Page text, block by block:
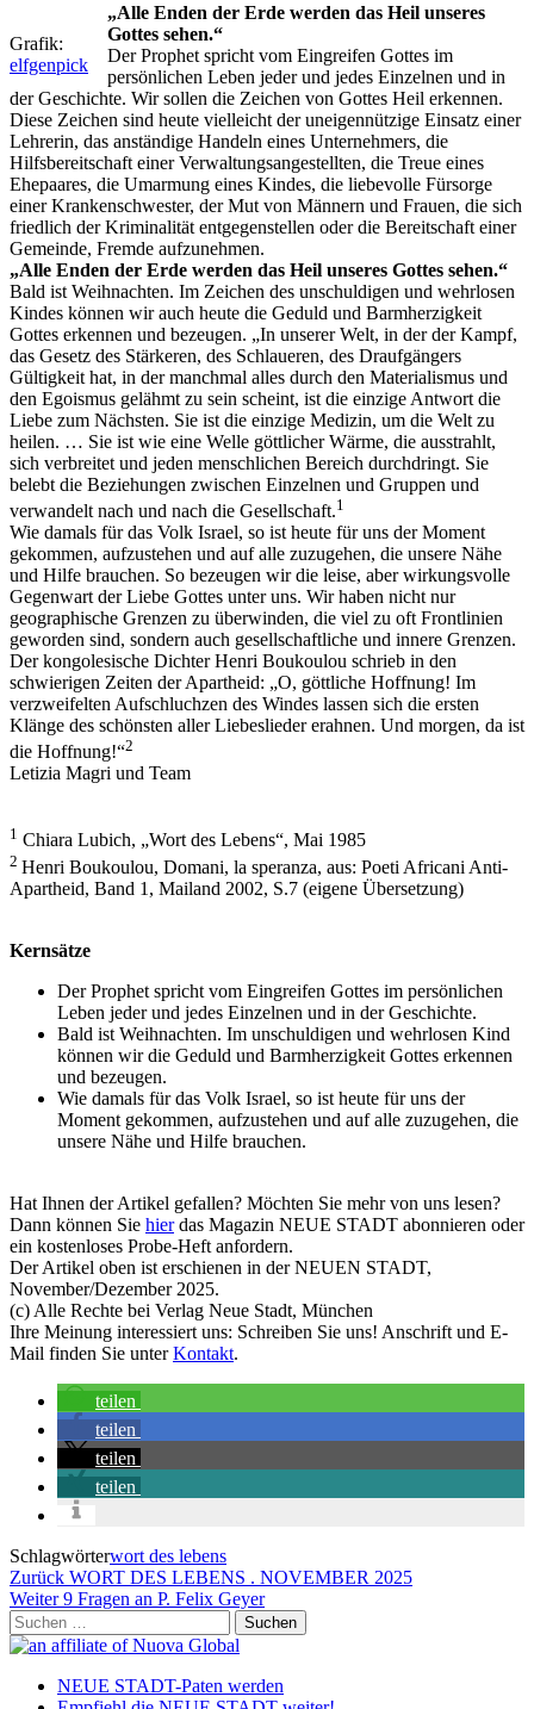
Grafik:
elfgenpick
„Alle Enden der Erde werden das Heil unseres
Gottes sehen.“
Der Prophet spricht vom Eingreifen Gottes im
persönlichen Leben jeder und jedes Einzelnen und in
der Geschichte. Wir sollen die Zeichen von Gottes Heil erkennen.
Diese Zeichen sind heute vielleicht der uneigennützige Einsatz einer
Lehrerin, das anständige Handeln eines Unternehmers, die
Hilfsbereitschaft einer Verwaltungsangestellten, die Treue eines
Ehepaares, die Umarmung eines Kindes, die liebevolle Fürsorge
einer Krankenschwester, der Mut von Männern und Frauen, die sich
friedlich der Kriminalität entgegenstellen oder die Bereitschaft einer
Gemeinde, Fremde aufzunehmen.
„Alle Enden der Erde werden das Heil unseres Gottes sehen.“
Bald ist Weihnachten. Im Zeichen des unschuldigen und wehrlosen
Kindes können wir auch heute die Geduld und Barmherzigkeit
Gottes erkennen und bezeugen. „In unserer Welt, in der der Kampf,
das Gesetz des Stärkeren, des Schlaueren, des Draufgängers
Gültigkeit hat, in der manchmal alles durch den Materialismus und
den Egoismus gelähmt zu sein scheint, ist die einzige Antwort die
Liebe zum Nächsten. Sie ist die einzige Medizin, um die Welt zu
heilen. … Sie ist wie eine Welle göttlicher Wärme, die ausstrahlt,
sich verbreitet und jeden menschlichen Bereich durchdringt. Sie
belebt die Beziehungen zwischen Einzelnen und Gruppen und
verwandelt nach und nach die Gesellschaft.1
Wie damals für das Volk Israel, so ist heute für uns der Moment
gekommen, aufzustehen und auf alle zuzugehen, die unsere Nähe
und Hilfe brauchen. So bezeugen wir die leise, aber wirkungsvolle
Gegenwart der Liebe Gottes unter uns. Wir haben nicht nur
geographische Grenzen zu überwinden, die viel zu oft Frontlinien
geworden sind, sondern auch gesellschaftliche und innere Grenzen.
Der kongolesische Dichter Henri Boukoulou schrieb in den
schwierigen Zeiten der Apartheid: „O, göttliche Hoffnung! Im
verzweifelten Aufschluchzen des Windes lassen sich die ersten
Klänge des schönsten aller Liebeslieder erahnen. Und morgen, da ist
die Hoffnung!“2
Letizia Magri und Team
1 Chiara Lubich, „Wort des Lebens“, Mai 1985
2 Henri Boukoulou, Domani, la speranza, aus: Poeti Africani Anti-
Apartheid, Band 1, Mailand 2002, S.7 (eigene Übersetzung)
Kernsätze
Der Prophet spricht vom Eingreifen Gottes im persönlichen
Leben jeder und jedes Einzelnen und in der Geschichte.
Bald ist Weihnachten. Im unschuldigen und wehrlosen Kind
können wir die Geduld und Barmherzigkeit Gottes erkennen
und bezeugen.
Wie damals für das Volk Israel, so ist heute für uns der
Moment gekommen, aufzustehen und auf alle zuzugehen, die
unsere Nähe und Hilfe brauchen.
Hat Ihnen der Artikel gefallen? Möchten Sie mehr von uns lesen?
Dann können Sie hierdas Magazin NEUE STADT abonnieren oder
ein kostenloses Probe-Heft anfordern.
Der Artikel oben ist erschienen in der NEUEN STADT,
November/Dezember 2025.
(c) Alle Rechte bei Verlag Neue Stadt, München
Ihre Meinung interessiert uns: Schreiben Sie uns! Anschrift und E-
Mail finden Sie unterKontakt.
teilen
teilen
teilen
teilen
Schlagwörterwort des lebens
Beitragsnavigation
Vorheriger
Beitrag
Zurück WORT DES LEBENS . NOVEMBER 2025
Nächster
Beitrag
Weiter 9 Fragen an P. Felix Geyer
Suchen
nach:
NEUE STADT-Paten werden